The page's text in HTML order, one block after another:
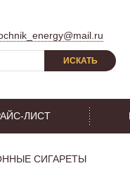
ИСКАТЬ
ЛИСТ
СИГАРЕТЫ